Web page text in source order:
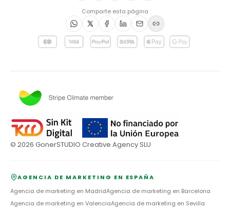
Comparte esta página
© 2026 GonerSTUDIO Creative Agency SLU
AGENCIA DE MARKETING EN ESPAÑA
Agencia de marketing en MadridAgencia de marketing en Barcelona
Agencia de marketing en ValenciaAgencia de marketing en Sevilla